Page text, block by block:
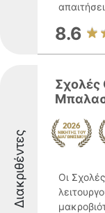
8.6
Διακριθέντες
Σχολές
Οι